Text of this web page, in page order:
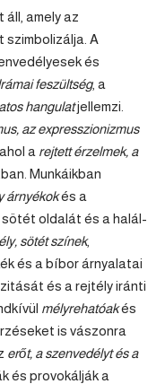
áll, amely az
A
és
feszültség, a
hangulatjellemzi.
az expresszionizmus
a rejtett érzelmek, a
Munkáikban
árnyékokés a
sötét oldalát és a halál-
sötét színek,
és a bíbor árnyalatai
és a rejtély iránti
mélyrehatóakés
is vászonra
erőt, a szenvedélyt és a
és provokálják a